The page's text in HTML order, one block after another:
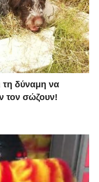
ενός Ρεκόρ Γκίνες;
του πήρε!
τη δύναμη να
τον σώζουν!